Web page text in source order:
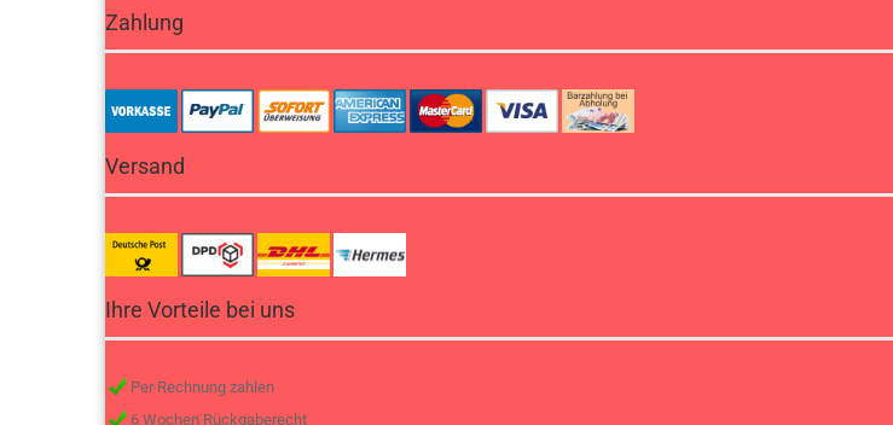
Zahlung
Versand
Ihre Vorteile bei uns
Per Rechnung zahlen
6 Wochen Rückgaberecht